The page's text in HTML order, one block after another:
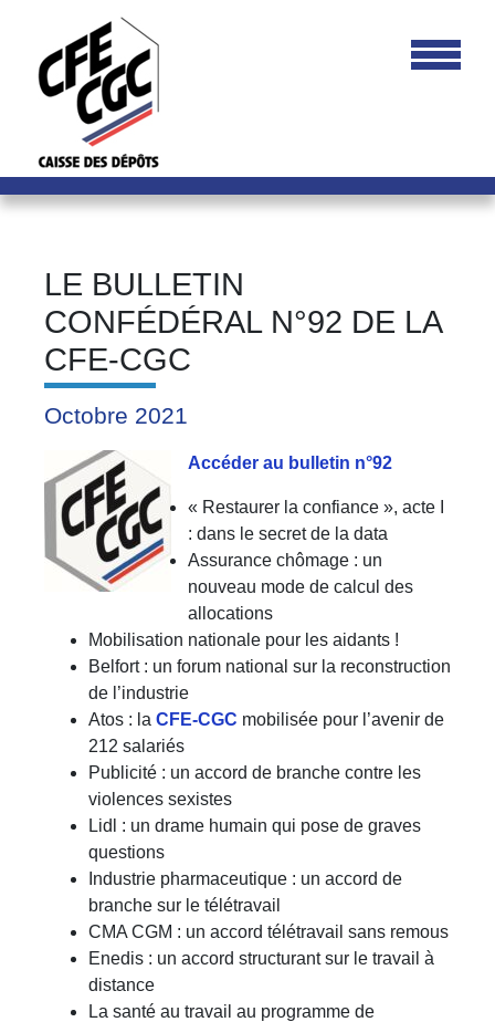
LE BULLETIN
CONFÉDÉRAL N°92 DE LA
CFE-CGC
Octobre 2021
Accéder au bulletin n°92
« Restaurer la confiance », acte I
: dans le secret de la data
Assurance chômage : un
nouveau mode de calcul des
allocations
Mobilisation nationale pour les aidants !
Belfort : un forum national sur la reconstruction
de l’industrie
Atos : la CFE-CGC mobilisée pour l’avenir de
212 salariés
Publicité : un accord de branche contre les
violences sexistes
Lidl : un drame humain qui pose de graves
questions
Industrie pharmaceutique : un accord de
branche sur le télétravail
CMA CGM : un accord télétravail sans remous
Enedis : un accord structurant sur le travail à
distance
La santé au travail au programme de